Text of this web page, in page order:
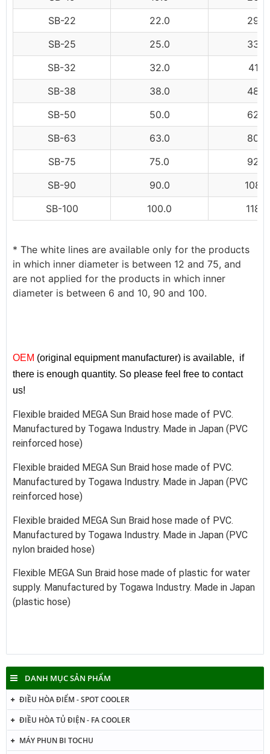
SB-22
22.0
29.0
SB-25
25.0
33.0
SB-32
32.0
41.0
SB-38
38.0
48.0
SB-50
50.0
62.0
SB-63
63.0
80.0
SB-75
75.0
92.0
SB-90
90.0
108.0
SB-100
100.0 118.0
* The white lines are available only for the products
in which inner diameter is between 12 and 75, and
are not applied for the products in which inner
diameter is between 6 and 10, 90 and 100.
OEM (original equipment manufacturer) is available, if
there is enough quantity. So please feel free to contact
us!
Flexible braided MEGA Sun Braid hose made of PVC.
Manufactured by Togawa Industry. Made in Japan (PVC
reinforced hose)
Flexible braided MEGA Sun Braid hose made of PVC.
Manufactured by Togawa Industry. Made in Japan (PVC
reinforced hose)
Flexible braided MEGA Sun Braid hose made of PVC.
Manufactured by Togawa Industry. Made in Japan (PVC
nylon braided hose)
Flexible MEGA Sun Braid hose made of plastic for water
supply. Manufactured by Togawa Industry. Made in Japan
(plastic hose)
DANH MỤC SẢN PHẨM
ĐIỀU HÒA ĐIỂM - SPOT COOLER
ĐIỀU HÒA TỦ ĐIỆN - FA COOLER
MÁY PHUN BI TOCHU